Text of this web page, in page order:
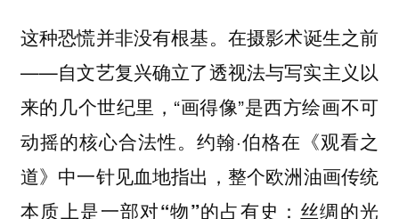
这种恐慌并非没有根基。在摄影术诞生之前
——自文艺复兴确立了透视法与写实主义以
来的几个世纪里，“画得像”是西方绘画不可
动摇的核心合法性。约翰·伯格在《观看之
道》中一针见血地指出， 整个欧洲油画传统
本质上是一部对“物”的占有史： 丝绸的光